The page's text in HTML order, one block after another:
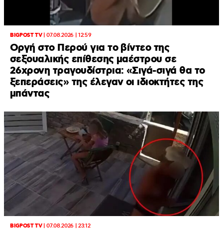
BIGPOST TV|07.08.2026 | 12:59
Οργή στο Περού για το βίντεο της
σεξουαλικής επίθεσης μαέστρου σε
26χρονη τραγουδίστρια: «Σιγά-σιγά θα το
ξεπεράσεις» της έλεγαν οι ιδιοκτήτες της
μπάντας
BIGPOST TV|07.08.2026 | 23:12